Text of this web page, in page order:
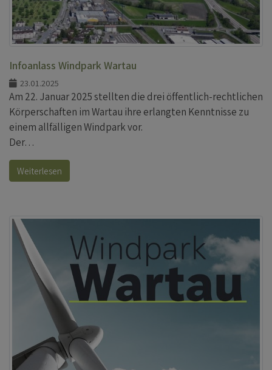
Infoanlass Windpark Wartau
23.01.2025
Am 22. Januar 2025 stellten die drei öffentlich-rechtlichen
Körperschaften im Wartau ihre erlangten Kenntnisse zu
einem allfälligen Windpark vor.
Der…
Weiterlesen